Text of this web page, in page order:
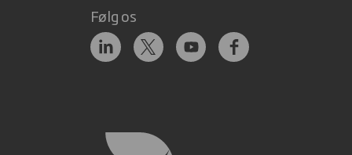
Følg os